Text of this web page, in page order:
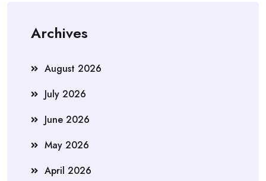
Archives
August 2026
July 2026
June 2026
May 2026
April 2026